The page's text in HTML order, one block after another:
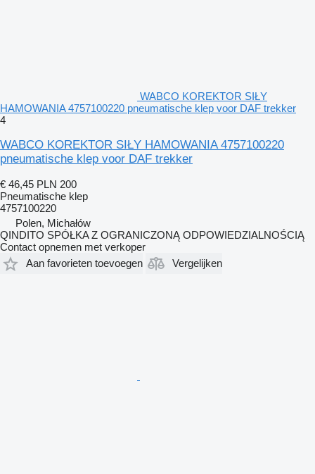
WABCO KOREKTOR SIŁY
HAMOWANIA 4757100220 pneumatische klep voor DAF trekker
4
WABCO KOREKTOR SIŁY HAMOWANIA 4757100220
pneumatische klep voor DAF trekker
€ 46,45 PLN 200
Pneumatische klep
4757100220
Polen, Michałów
QINDITO SPÓŁKA Z OGRANICZONĄ ODPOWIEDZIALNOŚCIĄ
Contact opnemen met verkoper
Aan favorieten toevoegen
Vergelijken